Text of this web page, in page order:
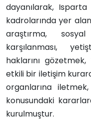
dayanılarak, Isparta
kadrolarında yer
araştırma,
karşılanması,
haklarını
etkili bir iletişim
organlarına
konusundaki
kurulmuştur.